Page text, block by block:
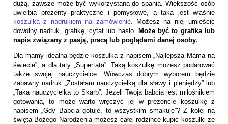
dużą, zawsze może być wykorzystana do spania. Większość osób
uwielbia prezenty praktyczne i pomysłowe, a taka jest właśnie
koszulka z nadrukiem na zamówienie. Możesz na niej umieścić
dowolny nadruk, grafikę, cytat lub hasło. Może być to grafika lub
napis związany z pasją, pracą lub poglądami danej osoby.
Dla mamy idealna będzie koszulka z napisem „Najlepsza Mama na
świecie”, a dla taty „Supertata”. Taką koszulkę możesz podarować
także swojej nauczycielce. Wówczas dobrym wyborem będzie
zabawny nadruk „Zostałam nauczycielką dla sławy i pieniędzy” lub
„Taka nauczycielka to Skarb”. Jeżeli Twoja babcia jest miłośnikiem
gotowania, to może warto wręczyć jej w prezencie koszulkę z
napisem „Gdy Babcia gotuje, to wszystkim smakuje”? Z kolei na
święta Bożego Narodzenia możesz całej rodzince kupić koszulki ze